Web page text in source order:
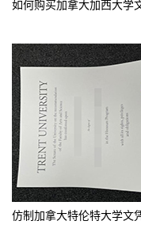
如何购买加拿大加西大学
仿制加拿大特伦特大学文